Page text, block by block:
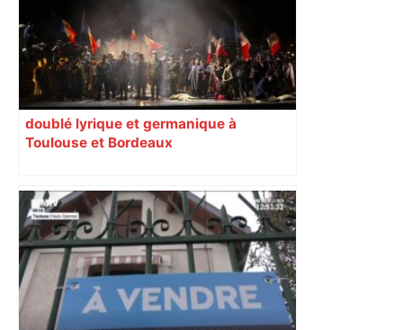
doublé lyrique et germanique à
Toulouse et Bordeaux